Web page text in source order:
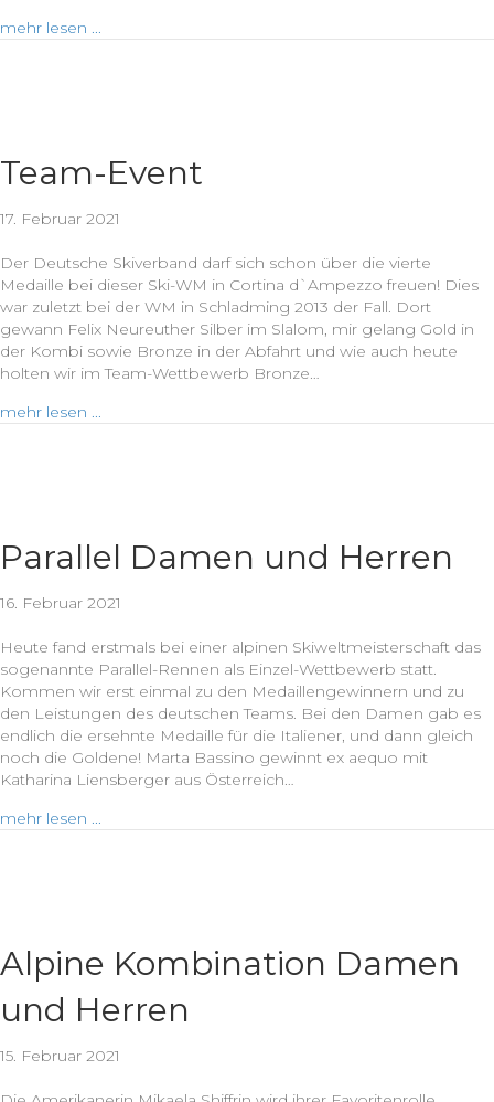
mehr lesen ...
Team-Event
17. Februar 2021
Der Deutsche Skiverband darf sich schon über die vierte
Medaille bei dieser Ski-WM in Cortina dˋAmpezzo freuen! Dies
war zuletzt bei der WM in Schladming 2013 der Fall. Dort
gewann Felix Neureuther Silber im Slalom, mir gelang Gold in
der Kombi sowie Bronze in der Abfahrt und wie auch heute
holten wir im Team-Wettbewerb Bronze…
mehr lesen ...
Parallel Damen und Herren
16. Februar 2021
Heute fand erstmals bei einer alpinen Skiweltmeisterschaft das
sogenannte Parallel-Rennen als Einzel-Wettbewerb statt.
Kommen wir erst einmal zu den Medaillengewinnern und zu
den Leistungen des deutschen Teams. Bei den Damen gab es
endlich die ersehnte Medaille für die Italiener, und dann gleich
noch die Goldene! Marta Bassino gewinnt ex aequo mit
Katharina Liensberger aus Österreich…
mehr lesen ...
Alpine Kombination Damen
und Herren
15. Februar 2021